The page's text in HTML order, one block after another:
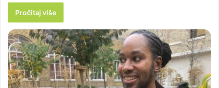
Pročitaj više